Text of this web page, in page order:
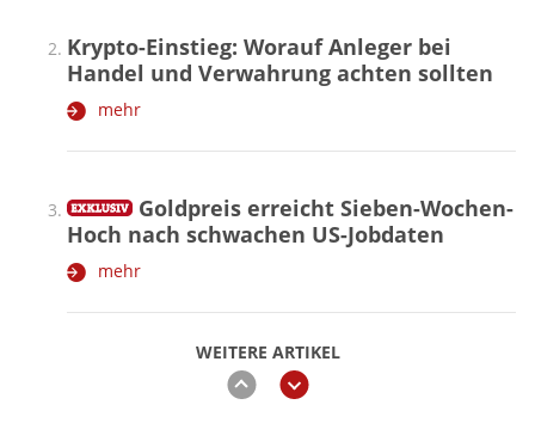
WEITERE ARTIKEL
zurückweiter
Krypto-Einstieg: Worauf Anleger bei
Handel und Verwahrung achten sollten
mehr
Goldpreis erreicht Sieben-Wochen-
Hoch nach schwachen US-Jobdaten
mehr